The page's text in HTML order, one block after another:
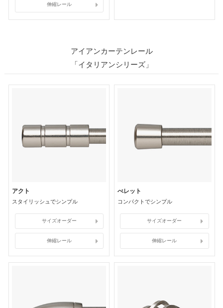
伸縮レール
アイアンカーテンレール
「イタリアンシリーズ」
アクト
スタイリッシュでシンプル
サイズオーダー
伸縮レール
べレット
コンパクトでシンプル
サイズオーダー
伸縮レール